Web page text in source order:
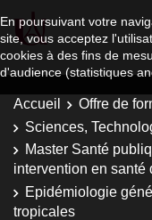
En poursuivant votre
site, vous acceptez
cookies à des fins de
d'audience (statistiques
Accueil Offre de
Sciences,
Master Santé
intervention en santé
Epidémiologie
tropicales